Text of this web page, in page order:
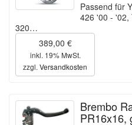
Passend für
426 '00 - '02,
320…
389,00 €
inkl. 19% MwSt.
zzgl. Versandkosten
Brembo
PR16x16,